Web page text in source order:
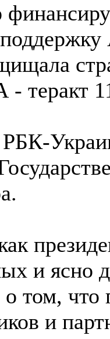
теракт
и ясно
о том,
и